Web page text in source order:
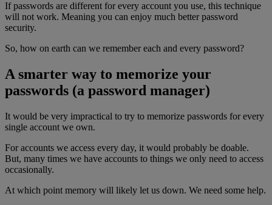
If passwords are different for every account you use, this technique
will not work. Meaning you can enjoy much better password
security.
So, how on earth can we remember each and every password?
A smarter way to memorize your
passwords (a password manager)
It would be very impractical to try to memorize passwords for every
single account we own.
For accounts we access every day, it would probably be doable.
But, many times we have accounts to things we only need to access
occasionally.
At which point memory will likely let us down. We need some help.